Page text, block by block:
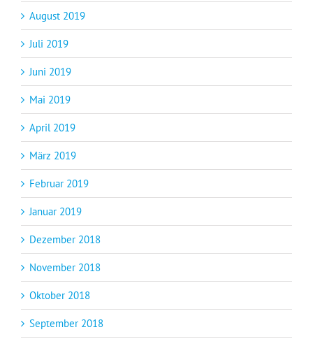
August 2019
Juli 2019
Juni 2019
Mai 2019
April 2019
März 2019
Februar 2019
Januar 2019
Dezember 2018
November 2018
Oktober 2018
September 2018